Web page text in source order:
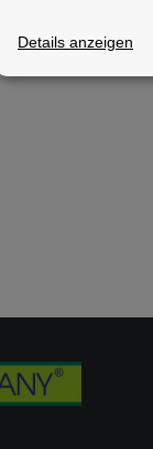
Details anzeigen